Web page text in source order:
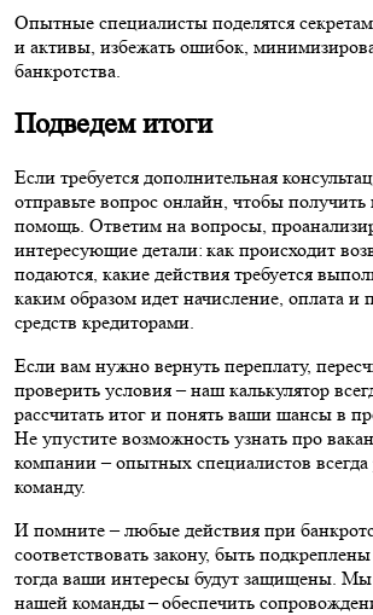
Опытные специалисты поделятся
и активы, избежать ошибок,
банкротства.
Подведем итоги
Если требуется дополнительная
отправьте вопрос онлайн, чтобы
помощь. Ответим на вопросы,
интересующие детали: как происходит
подаются, какие действия требуется
каким образом идет начисление, оплата
средств кредиторами.
Если вам нужно вернуть переплату,
проверить условия – наш калькулятор
рассчитать итог и понять ваши шансы в
Не упустите возможность узнать про
компании – опытных специалистов
команду.
И помните – любые действия при
соответствовать закону, быть
тогда ваши интересы будут защищены. Мы
нашей команды – обеспечить